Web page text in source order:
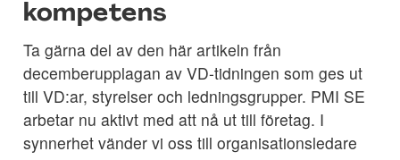
kompetens
Ta gärna del av den här artikeln från
decemberupplagan av VD-tidningen som ges ut
till VD:ar, styrelser och ledningsgrupper. PMI SE
arbetar nu aktivt med att nå ut till företag. I
synnerhet vänder vi oss till organisationsledare